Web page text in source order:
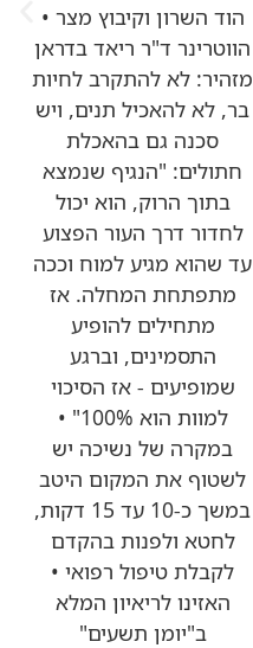
הוד השרון וקיבוץ מצר •
הווטרינר ד"ר ריאד בדראן
מזהיר: לא להתקרב לחיות
בר, לא להאכיל תנים, ויש
סכנה גם בהאכלת
חתולים: "הנגיף שנמצא
בתוך הרוק, הוא יכול
לחדור דרך העור הפצוע
עד שהוא מגיע למוח וככה
מתפתחת המחלה. אז
מתחילים להופיע
התסמינים, וברגע
שמופיעים - אז הסיכוי
למוות הוא 100%" •
במקרה של נשיכה יש
לשטוף את המקום היטב
במשך כ-10 עד 15 דקות,
לחטא ולפנות בהקדם
לקבלת טיפול רפואי •
האזינו לריאיון המלא
ב"יומן תשעים"